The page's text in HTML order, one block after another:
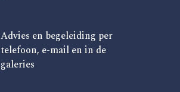
Advies en begeleiding per
telefoon, e-mail en in de
galeries